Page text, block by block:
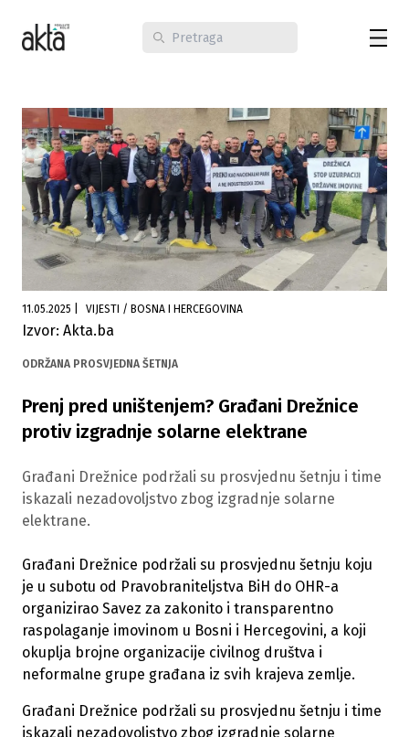
11.05.2025 VIJESTI / BOSNA I HERCEGOVINA
Izvor: Akta.ba
ODRŽANA PROSVJEDNA ŠETNJA
Prenj pred uništenjem? Građani Drežnice
protiv izgradnje solarne elektrane
Građani Drežnice podržali su prosvjednu šetnju i time
iskazali nezadovoljstvo zbog izgradnje solarne
elektrane.
Građani Drežnice podržali su prosvjednu šetnju koju
je u subotu od Pravobraniteljstva BiH do OHR-a
organizirao Savez za zakonito i transparentno
raspolaganje imovinom u Bosni i Hercegovini, a koji
okuplja brojne organizacije civilnog društva i
neformalne grupe građana iz svih krajeva zemlje.
Građani Drežnice podržali su prosvjednu šetnju i time
iskazali nezadovoljstvo zbog izgradnje solarne